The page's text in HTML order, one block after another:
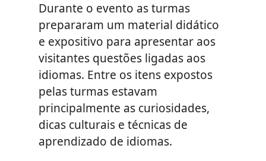
Durante o evento as turmas
prepararam um material didático
e expositivo para apresentar aos
visitantes questões ligadas aos
idiomas. Entre os itens expostos
pelas turmas estavam
principalmente as curiosidades,
dicas culturais e técnicas de
aprendizado de idiomas.